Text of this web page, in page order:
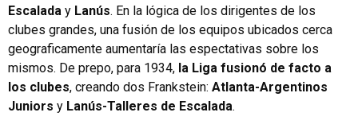
Escalada y Lanús. En la lógica de los dirigentes de los
clubes grandes, una fusión de los equipos ubicados cerca
geograficamente aumentaría las espectativas sobre los
mismos. De prepo, para 1934, la Liga fusionó de facto a
los clubes, creando dos Frankstein: Atlanta-Argentinos
Juniors y Lanús-Talleres de Escalada.